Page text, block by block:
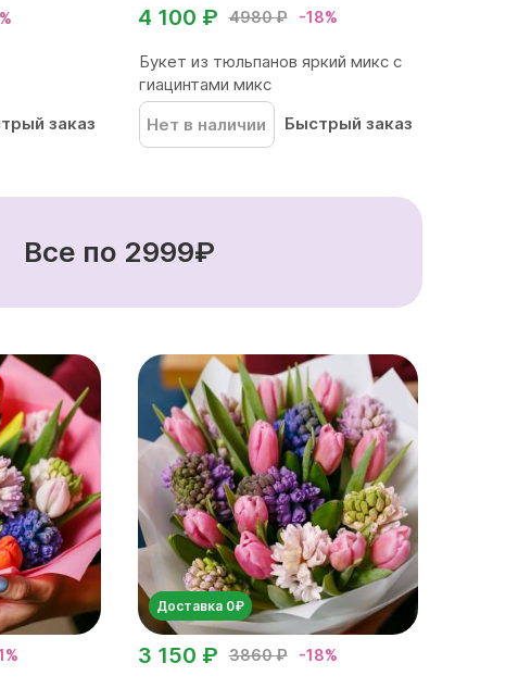
заказ
4980 ₽ -18%
4 100 ₽
Букет из тюльпанов яркий микс с
гиацинтами микс
Нет в наличии
Быстрый заказ
Все по 2999₽
Доставка 0₽
3860 ₽ -18%
3 150 ₽